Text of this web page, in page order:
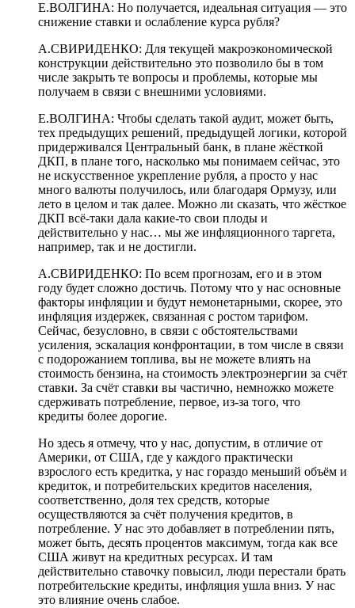
Е.ВОЛГИНА: Но получается, идеальная ситуация — это
снижение ставки и ослабление курса рубля?
А.СВИРИДЕНКО: Для текущей макроэкономической
конструкции действительно это позволило бы в том
числе закрыть те вопросы и проблемы, которые мы
получаем в связи с внешними условиями.
Е.ВОЛГИНА: Чтобы сделать такой аудит, может быть,
тех предыдущих решений, предыдущей логики, которой
придерживался Центральный банк, в плане жёсткой
ДКП, в плане того, насколько мы понимаем сейчас, это
не искусственное укрепление рубля, а просто у нас
много валюты получилось, или благодаря Ормузу, или
лето в целом и так далее. Можно ли сказать, что жёсткое
ДКП всё-таки дала какие-то свои плоды и
действительно у нас… мы же инфляционного таргета,
например, так и не достигли.
А.СВИРИДЕНКО: По всем прогнозам, его и в этом
году будет сложно достичь. Потому что у нас основные
факторы инфляции и будут немонетарными, скорее, это
инфляция издержек, связанная с ростом тарифом.
Сейчас, безусловно, в связи с обстоятельствами
усиления, эскалация конфронтации, в том числе в связи
с подорожанием топлива, вы не можете влиять на
стоимость бензина, на стоимость электроэнергии за счёт
ставки. За счёт ставки вы частично, немножко можете
сдерживать потребление, первое, из-за того, что
кредиты более дорогие.
Но здесь я отмечу, что у нас, допустим, в отличие от
Америки, от США, где у каждого практически
взрослого есть кредитка, у нас гораздо меньший объём и
кредиток, и потребительских кредитов населения,
соответственно, доля тех средств, которые
осуществляются за счёт получения кредитов, в
потребление. У нас это добавляет в потреблении пять,
может быть, десять процентов максимум, тогда как все
США живут на кредитных ресурсах. И там
действительно ставочку повысил, люди перестали брать
потребительские кредиты, инфляция ушла вниз. У нас
это влияние очень слабое.